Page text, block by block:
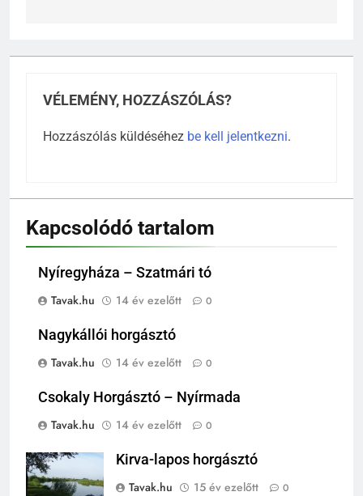
VÉLEMÉNY, HOZZÁSZÓLÁS?
Hozzászólás küldéséhez be kell jelentkezni.
Kapcsolódó tartalom
Nyíregyháza – Szatmári tó
Tavak.hu
14 év ezelőtt 0
Nagykállói horgásztó
Tavak.hu
14 év ezelőtt 0
Csokaly Horgásztó – Nyírmada
Tavak.hu
14 év ezelőtt 0
Kirva-lapos horgásztó
Tavak.hu
15 év ezelőtt 0